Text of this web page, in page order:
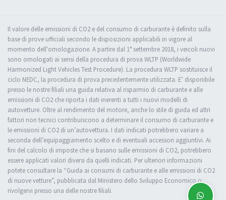
Il valore delle emissioni di CO2 e del consumo di carburante è definito sulla
base di prove ufficiali secondo le disposizioni applicabili in vigore al
momento dell'omologazione. A partire dal 1° settembre 2018, i veicoli nuovi
sono omologati ai sensi della procedura di prova WLTP (Worldwide
Harmonized Light Vehicles Test Procedure). La procedura WLTP sostituisce il
ciclo NEDC, la procedura di prova precedentemente utilizzata. E’ disponibile
presso le nostre filiali una guida relativa al risparmio di carburante e alle
emissioni di CO2 che riporta i dati inerenti a tutti i nuovi modelli di
autovetture. Oltre al rendimento del motore, anche lo stile di guida ed altri
fattori non tecnici contribuiscono a determinare il consumo di carburante e
le emissioni di CO2 di un’autovettura. I dati indicati potrebbero variare a
seconda dell’equipaggiamento scelto e di eventuali accessori aggiuntivi. Ai
fini del calcolo di imposte che si basano sulle emissioni di CO2, potrebbero
essere applicati valori diversi da quelli indicati. Per ulteriori informazioni
potete consultare la “Guida ai consumi di carburante e alle emissioni di CO2
di nuove vetture”, pubblicata dal Ministero dello Sviluppo Economico o
rivolgervi presso una delle nostre filiali.